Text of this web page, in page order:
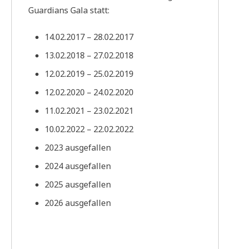
Guardians Gala statt:
14.02.2017 – 28.02.2017
13.02.2018 – 27.02.2018
12.02.2019 – 25.02.2019
12.02.2020 – 24.02.2020
11.02.2021 – 23.02.2021
10.02.2022 – 22.02.2022
2023 ausgefallen
2024 ausgefallen
2025 ausgefallen
2026 ausgefallen